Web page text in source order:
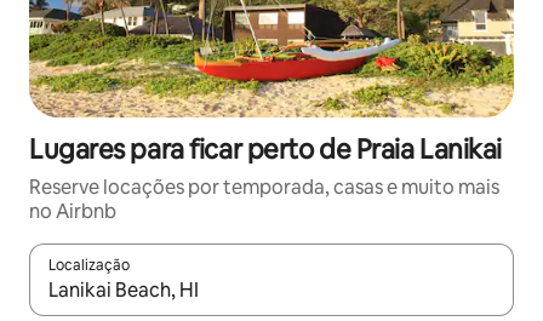
Lugares para ficar perto de Praia Lanikai
Reserve locações por temporada, casas e muito mais
no Airbnb
Localização
Quando os resultados estiverem disponíveis, explore-os